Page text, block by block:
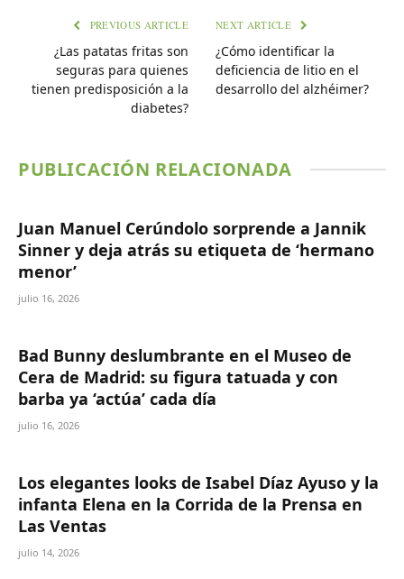
PREVIOUS ARTICLE
¿Las patatas fritas son
seguras para quienes
tienen predisposición a la
diabetes?
NEXT ARTICLE
¿Cómo identificar la
deficiencia de litio en el
desarrollo del alzhéimer?
PUBLICACIÓN RELACIONADA
Juan Manuel Cerúndolo sorprende a Jannik
Sinner y deja atrás su etiqueta de ‘hermano
menor’
julio 16, 2026
Bad Bunny deslumbrante en el Museo de
Cera de Madrid: su figura tatuada y con
barba ya ‘actúa’ cada día
julio 16, 2026
Los elegantes looks de Isabel Díaz Ayuso y la
infanta Elena en la Corrida de la Prensa en
Las Ventas
julio 14, 2026